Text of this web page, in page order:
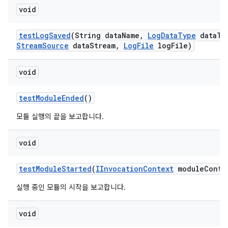
void
testLogSaved(String dataName , LogDataType data
StreamSource dataStream, LogFile logFile)
void
testModuleEnded()
모듈 실행의 끝을 보고합니다.
void
testModuleStarted(IInvocationContext module
실행 중인 모듈의 시작을 보고합니다.
void